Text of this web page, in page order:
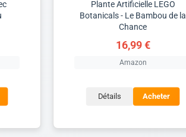
Plante Artificielle LEGO
Botanicals - Le Bambou de la
Chance
16,99 €
Amazon
Détails Acheter